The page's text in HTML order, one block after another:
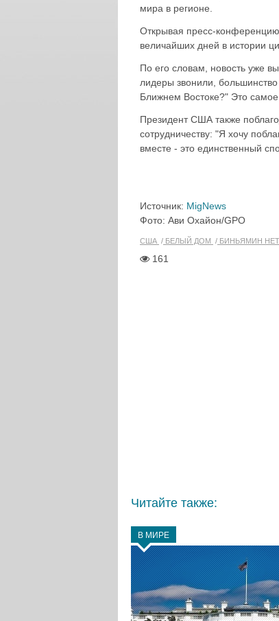
мира в регионе.
Открывая пресс-
величайших дней в истории
По его словам, новость уже
лидеры звонили,
Ближнем Востоке?" Это самое
Президент США также
сотрудничеству: "Я хочу
вместе - это единственный
Источник: MigNews
Фото: Ави Охайон/GPO
США БЕЛЫЙ ДОМ БИНЬЯМИН
161
Читайте также:
В МИРЕ